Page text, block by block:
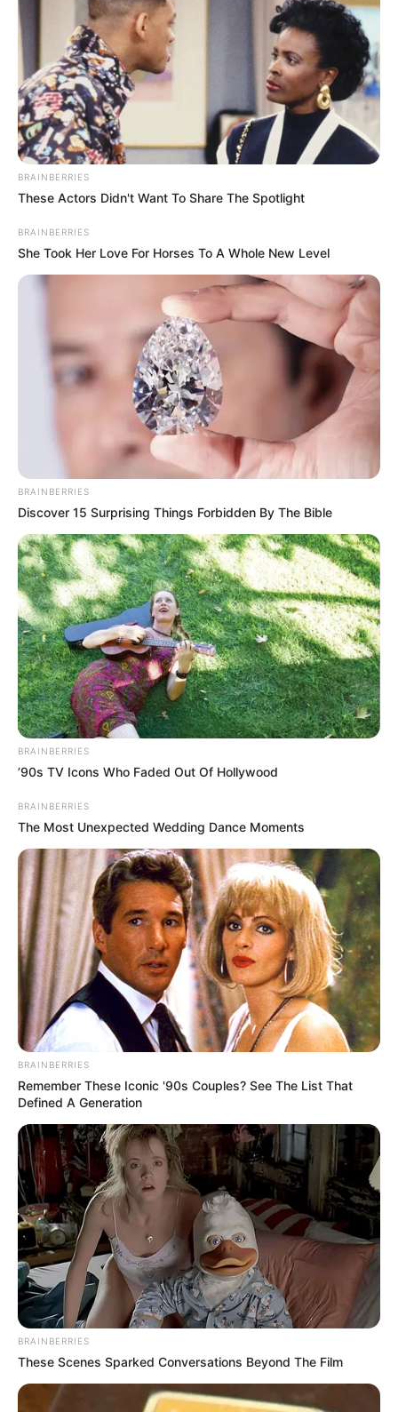
4
Oceny końcowe:
4
Muzyka na płycie
4
Wydawnictwo
4
Średnia
Oceny przyznawane są w skali od 1 do 6.
Gdzie kupić soundtrack z filmu "Trzy dni Kondora" (LP)?
Mediamarkt.pl–129 zł
Saturn.pl–129 zł
Soundtrack można także nabyć w stacjonarnych punktach
sieci Media Markt i Saturn w cenie ok.130 zł . Lista sklepów
znajduje się na stronie
Music On Vinyl.
Wydanie do recenzji otrzymaliśmy dzięki uprzejmości firm
JAWIiMusic On Vinyl.
BRAINBERRIES
These Actors Didn't Want To Share The Spotlight
BRAINBERRIES
She Took Her Love For Horses To A Whole New Level
BRAINBERRIES
Discover 15 Surprising Things Forbidden By The Bible
BRAINBERRIES
’90s TV Icons Who Faded Out Of Hollywood
BRAINBERRIES
The Most Unexpected Wedding Dance Moments
BRAINBERRIES
Remember These Iconic '90s Couples? See The List That
Defined A Generation
BRAINBERRIES
These Scenes Sparked Conversations Beyond The Film